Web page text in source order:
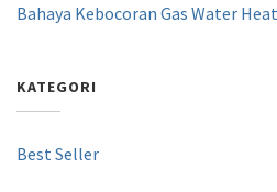
Bahaya Kebocoran Gas Water
KATEGORI
Best Seller